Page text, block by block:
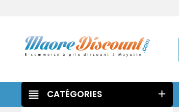
view_headline CATÉGORIES add